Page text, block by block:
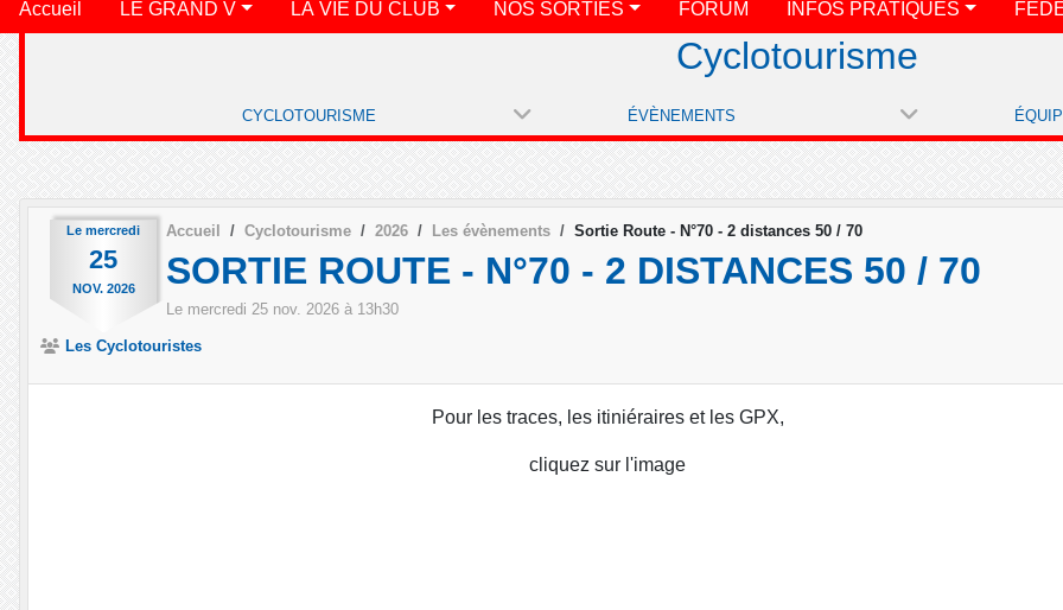
Accueil LE GRAND V LA VIE DU CLUB NOS SORTIES FORUM INFOS PRATIQUES
Cyclotourisme
CYCLOTOURISME ÉVÈNEMENTS
Le mercredi
25
NOV. 2026
Accueil Cyclotourisme 2026 Les évènements Sortie Route - N°70 - 2 distances 50 / 70
SORTIE ROUTE - N°70 - 2 DISTANCES 50 / 70
Le mercredi 25 nov. 2026 à 13h30
Les Cyclotouristes
Pour les traces, les itiniéraires et les GPX,
cliquez sur l'image